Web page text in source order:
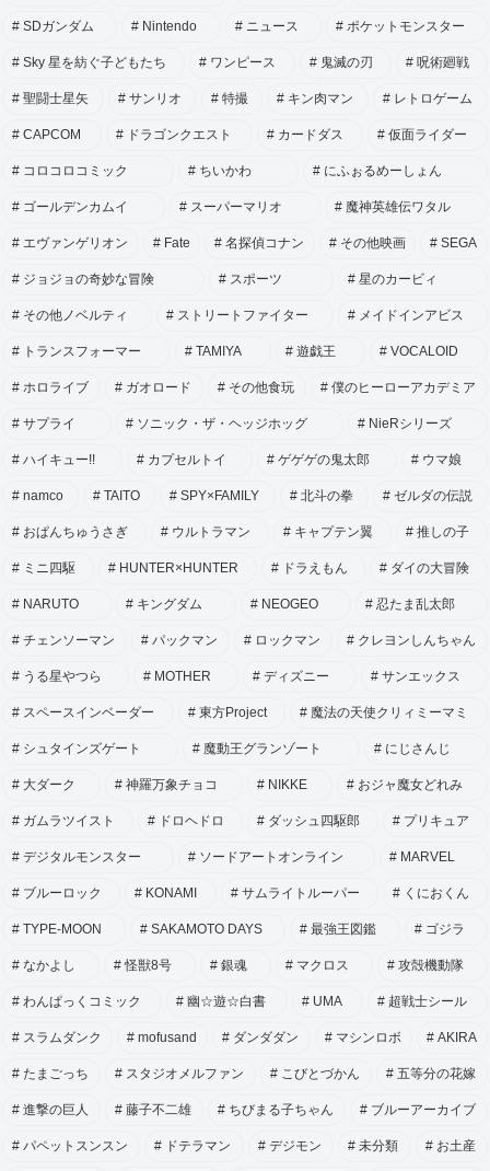
SDガンダム Nintendo ニュース ポケットモンスター
Sky 星を紡ぐ子どもたち ワンピース 鬼滅の刃 呪術廻戦
聖闘士星矢 サンリオ 特撮 キン肉マン レトロゲーム
CAPCOM ドラゴンクエスト カードダス 仮面ライダー
コロコロコミック ちいかわ にふぉるめーしょん
ゴールデンカムイ スーパーマリオ 魔神英雄伝ワタル
エヴァンゲリオン Fate 名探偵コナン その他映画 SEGA
ジョジョの奇妙な冒険 スポーツ 星のカービィ
その他ノベルティ ストリートファイター メイドインアビス
トランスフォーマー TAMIYA 遊戯王 VOCALOID
ホロライブ ガオロード その他食玩 僕のヒーローアカデミア
サプライ ソニック・ザ・ヘッジホッグ NieRシリーズ
ハイキュー!! カプセルトイ ゲゲゲの鬼太郎 ウマ娘
namco TAITO SPY×FAMILY 北斗の拳 ゼルダの伝説
おぱんちゅうさぎ ウルトラマン キャプテン翼 推しの子
ミニ四駆 HUNTER×HUNTER ドラえもん ダイの大冒険
NARUTO キングダム NEOGEO 忍たま乱太郎
チェンソーマン パックマン ロックマン クレヨンしんちゃん
うる星やつら MOTHER ディズニー サンエックス
スペースインベーダー 東方Project 魔法の天使クリィミーマミ
シュタインズゲート 魔動王グランゾート にじさんじ
大ダーク 神羅万象チョコ NIKKE おジャ魔女どれみ
ガムラツイスト ドロヘドロ ダッシュ四駆郎 プリキュア
デジタルモンスター ソードアートオンライン MARVEL
ブルーロック KONAMI サムライトルーパー くにおくん
TYPE-MOON SAKAMOTO DAYS 最強王図鑑 ゴジラ
なかよし 怪獣8号 銀魂 マクロス 攻殻機動隊
わんぱっくコミック 幽☆遊☆白書 UMA 超戦士シール
スラムダンク mofusand ダンダダン マシンロボ AKIRA
たまごっち スタジオメルファン こびとづかん 五等分の花嫁
進撃の巨人 藤子不二雄 ちびまる子ちゃん ブルーアーカイブ
パペットスンスン ドテラマン デジモン 未分類 お土産